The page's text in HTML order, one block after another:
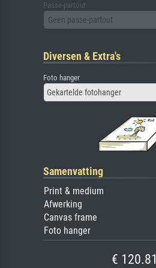
Passe-partout
Geen passe-partout
Diversen & Extra's
Foto hanger
Gekartelde fotohanger
Samenvatting
Print & medium
Afwerking
Canvas frame
Foto hanger
€ 120.81